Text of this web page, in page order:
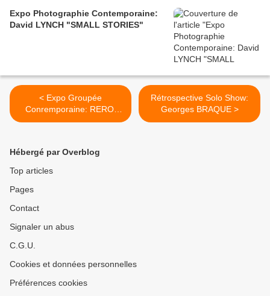
Expo Photographie Contemporaine:
David LYNCH "SMALL STORIES"
< Expo Groupée
Conremporaine: RERO,
Boris TELLEGEN, Xavier
Rétrospective Solo Show:
Georges BRAQUE >
Hébergé par Overblog
Top articles
Pages
Contact
Signaler un abus
C.G.U.
Cookies et données personnelles
Préférences cookies